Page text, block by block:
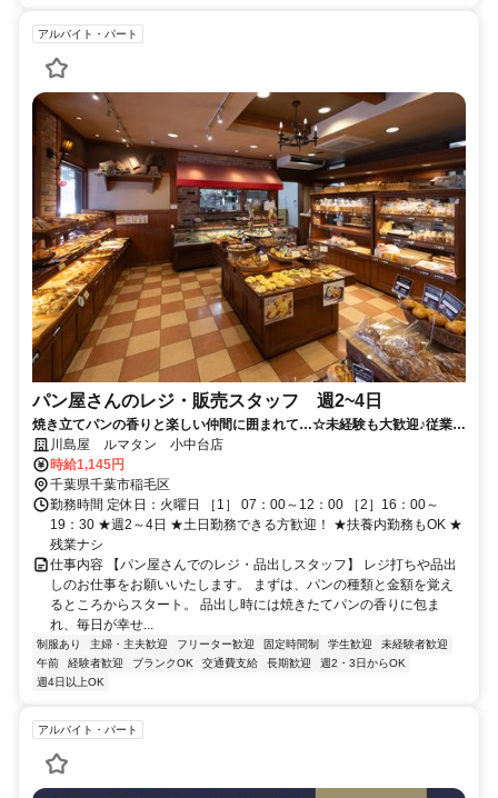
アルバイト・パート
パン屋さんのレジ・販売スタッフ 週2~4日
焼き立てパンの香りと楽しい仲間に囲まれて…☆未経験も大歓迎♪従業員
割引20%OFFあり！
川島屋 ルマタン 小中台店
時給1,145円
千葉県千葉市稲毛区
勤務時間 定休日：火曜日 ［1］ 07：00～12：00 ［2］16：00～
19：30 ★週2～4日 ★土日勤務できる方歓迎！ ★扶養内勤務もOK ★
残業ナシ
仕事内容 【パン屋さんでのレジ・品出しスタッフ】 レジ打ちや品出
しのお仕事をお願いいたします。 まずは、パンの種類と金額を覚え
るところからスタート。 品出し時には焼きたてパンの香りに包ま
れ、毎日が幸せ...
制服あり 主婦・主夫歓迎 フリーター歓迎 固定時間制 学生歓迎
未経験者歓迎
午前
経験者歓迎 ブランクOK 交通費支給 長期歓迎
週2・3日からOK
週4日以上OK
アルバイト・パート